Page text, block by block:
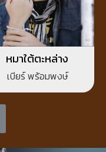
หมาใต้ตะหล่าง
เบียร์ พร้อมพงษ์